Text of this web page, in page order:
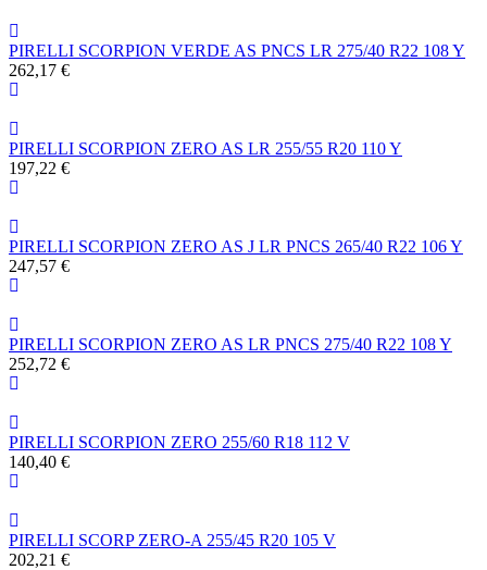
PIRELLI SCORPION VERDE AS PNCS LR 275/40 R22 108 Y
262,17 €
PIRELLI SCORPION ZERO AS LR 255/55 R20 110 Y
197,22 €
PIRELLI SCORPION ZERO AS J LR PNCS 265/40 R22 106 Y
247,57 €
PIRELLI SCORPION ZERO AS LR PNCS 275/40 R22 108 Y
252,72 €
PIRELLI SCORPION ZERO 255/60 R18 112 V
140,40 €
PIRELLI SCORP ZERO-A 255/45 R20 105 V
202,21 €